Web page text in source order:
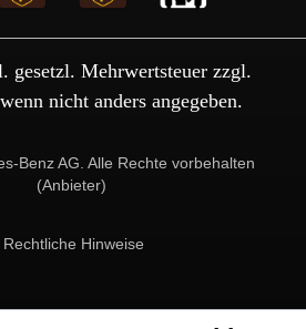
gesetzl. Mehrwertsteuer zzgl.
nicht anders angegeben.
Benz AG. Alle Rechte vorbehalten
(Anbieter)
Rechtliche Hinweise